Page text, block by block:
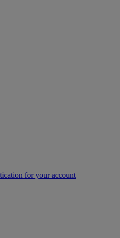
for your account